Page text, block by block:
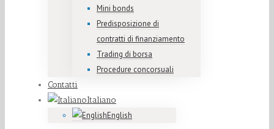
Mini bonds
Predisposizione di
contratti di finanziamento
Trading di borsa
Procedure concorsuali
Contatti
Italiano
English